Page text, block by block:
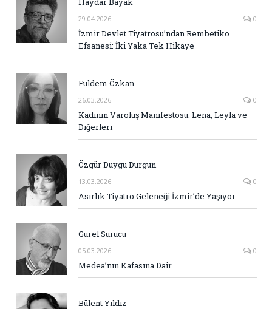
29.04.2026 0
İzmir Devlet Tiyatrosu’ndan Rembetiko
Efsanesi: İki Yaka Tek Hikaye
Fuldem Özkan
26.03.2026 0
Kadının Varoluş Manifestosu: Lena, Leyla ve
Diğerleri
Özgür Duygu Durgun
13.03.2026 0
Asırlık Tiyatro Geleneği İzmir’de Yaşıyor
Gürel Sürücü
05.03.2026 0
Medea’nın Kafasına Dair
Bülent Yıldız